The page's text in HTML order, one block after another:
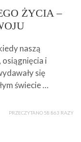
ŻYCIA –
naszą
i
się
świecie …
PRZECZYTANO 58 863 RAZY